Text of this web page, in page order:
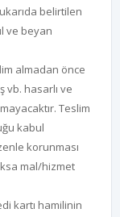
belirtilen
ve beyan
almadan önce
vb. hasarlı ve
Teslim
kabul
korunması
mal/hizmet
kartı hamilinin